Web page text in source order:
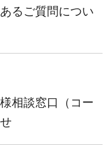
るご質問につい
相談窓口（コー